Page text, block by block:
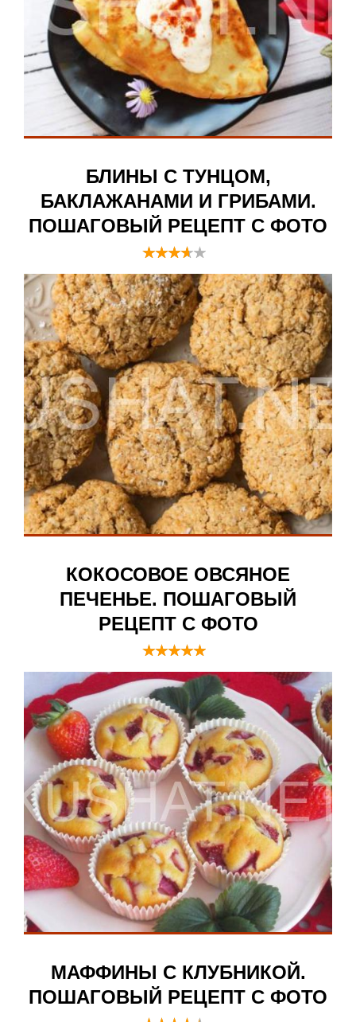
БЛИНЫ С ТУНЦОМ,
БАКЛАЖАНАМИ И ГРИБАМИ.
ПОШАГОВЫЙ РЕЦЕПТ С ФОТО
КОКОСОВОЕ ОВСЯНОЕ
ПЕЧЕНЬЕ. ПОШАГОВЫЙ
РЕЦЕПТ С ФОТО
МАФФИНЫ С КЛУБНИКОЙ.
ПОШАГОВЫЙ РЕЦЕПТ С ФОТО